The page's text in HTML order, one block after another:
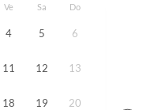
Ve Sa Do
4 5 6
11 12 13
18 19 20